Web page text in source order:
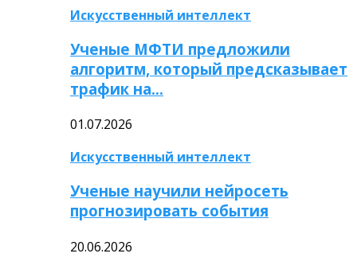
Искусственный интеллект
Ученые МФТИ предложили
алгоритм, который предсказывает
трафик на…
01.07.2026
Искусственный интеллект
Ученые научили нейросеть
прогнозировать события
20.06.2026